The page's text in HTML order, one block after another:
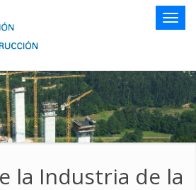
Botón
la Industria de la